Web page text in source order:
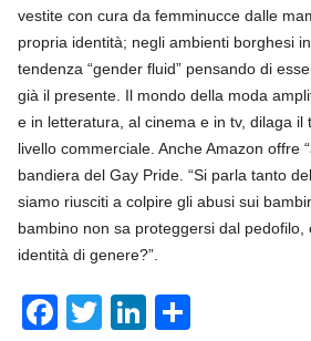
vestite con cura da femminucce dalle
propria identità; negli ambienti borghesi
tendenza “gender fluid” pensando di
già il presente. Il mondo della moda
e in letteratura, al cinema e in tv, dilaga
livello commerciale. Anche Amazon offre
bandiera del Gay Pride. “Si parla tanto
siamo riusciti a colpire gli abusi sui
bambino non sa proteggersi dal
identità di genere?”.
F
T
Li